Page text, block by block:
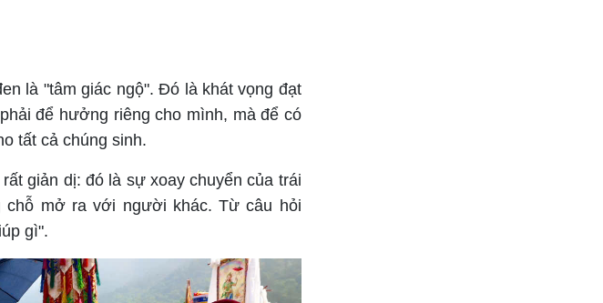
là "tâm giác ngộ". Đó là khát vọng đạt
để hưởng riêng cho mình, mà để có
tất cả chúng sinh.
giản dị: đó là sự xoay chuyển của trái
chỗ mở ra với người khác. Từ câu hỏi
gì".